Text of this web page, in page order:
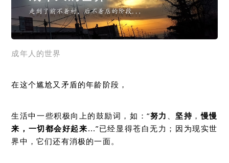
成年人的世界
在这个尴尬又矛盾的年龄阶段，
生活中一些积极向上的鼓励词，如：“努力 坚持 ，慢慢
来，一切都会好起来...”已经显得苍白无力；因为现实世
界中，它们还有消极的一面。